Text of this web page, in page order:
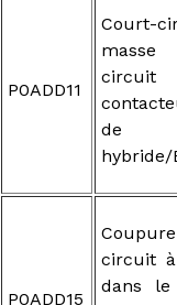
P0ADD11
Court-
de
hybride/
P0ADD15
circuit
dans